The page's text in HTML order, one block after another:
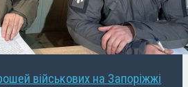
військових на Запоріжжі